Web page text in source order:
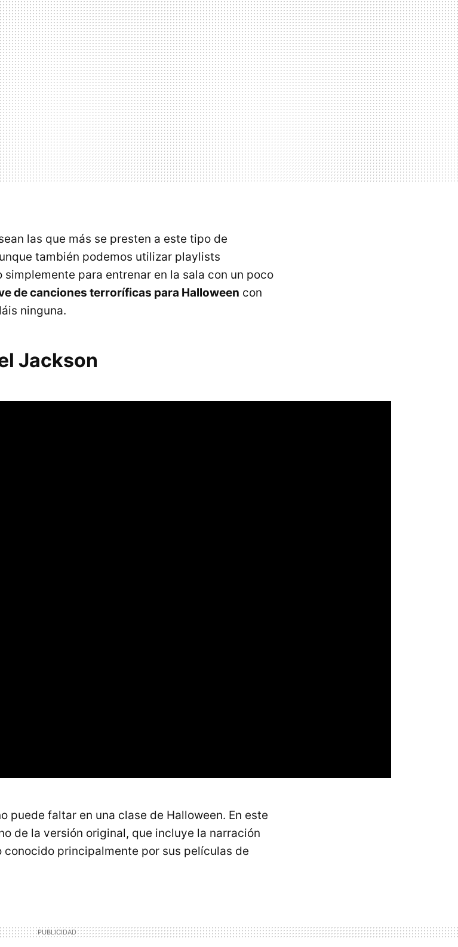
las que más se presten a este tipo de
también podemos utilizar playlists
para entrenar en la sala con un poco
de canciones terroríficas para Halloween con
ninguna.
Jackson
puede faltar en una clase de Halloween. En este
de la versión original, que incluye la narración
principalmente por sus películas de